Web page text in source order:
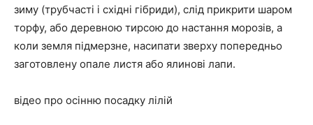
зиму (трубчасті і східні гібриди), слід прикрити шаром
торфу, або деревною тирсою до настання морозів, а
коли земля підмерзне, насипати зверху попередньо
заготовлену опале листя або ялинові лапи.
відео про осінню посадку лілій